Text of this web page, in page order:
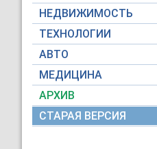
НЕДВИЖИМОСТЬ
ТЕХНОЛОГИИ
АВТО
МЕДИЦИНА
АРХИВ
СТАРАЯ ВЕРСИЯ